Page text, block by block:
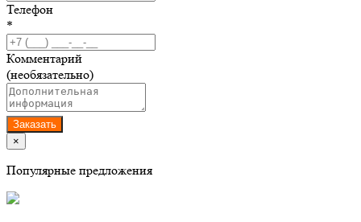
Телефон
*
Комментарий
(необязательно)
Заказать
×
Популярные предложения